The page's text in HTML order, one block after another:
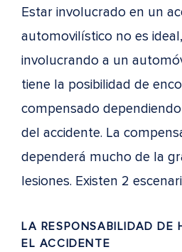
Estar involucrado en un
automovilístico no es
involucrando a un
tiene la posibilidad de
compensado
del accidente. La
dependerá mucho de la
lesiones. Existen 2
LA RESPONSABILIDAD DE
EL ACCIDENTE